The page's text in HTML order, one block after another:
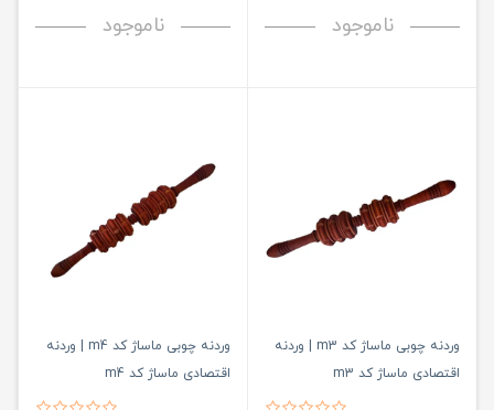
ناموجود ناموجود
وردنه چوبی ماساژ کد m3 | وردنه
اقتصادی ماساژ کد m3
وردنه چوبی ماساژ کد m4 | وردنه
اقتصادی ماساژ کد m4